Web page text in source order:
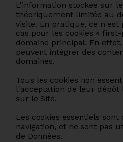
L'information stockée sur
théoriquement limitée au
visite. En pratique, ce n'est
cas pour les cookies «
domaine principal. En effet,
peuvent intégrer des
domaines.
Tous les cookies non
l'acceptation de leur dépôt
sur le Site.
Les cookies essentiels
navigation, et ne sont pas
de Données.